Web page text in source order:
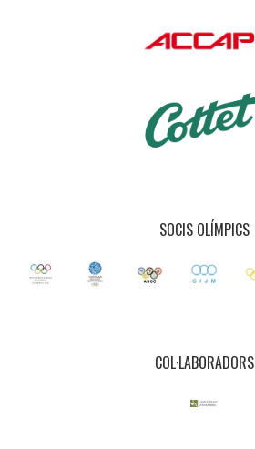
SOCIS OLÍMPICS
COL·LABORADORS